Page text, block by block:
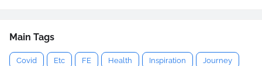
Main Tags
Covid Etc FE Health Inspiration Journey